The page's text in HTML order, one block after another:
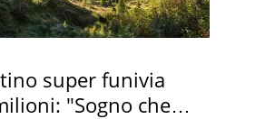
super funivia
"Sogno che si